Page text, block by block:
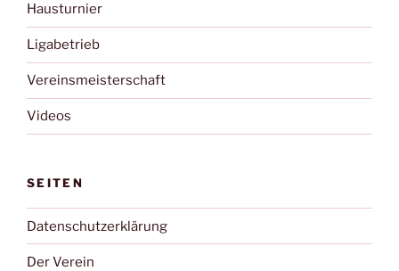
Hausturnier
Ligabetrieb
Vereinsmeisterschaft
Videos
SEITEN
Datenschutzerklärung
Der Verein